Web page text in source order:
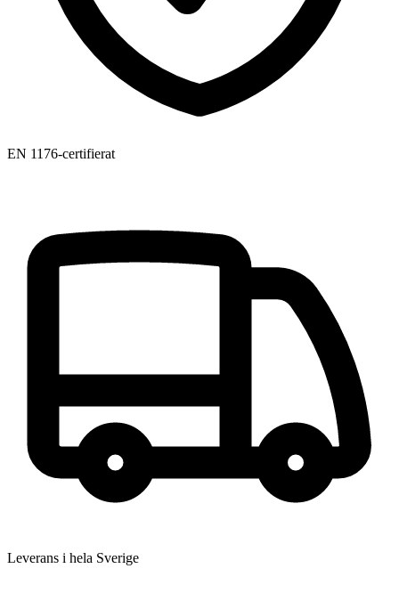
EN 1176-certifierat
Leverans i hela Sverige